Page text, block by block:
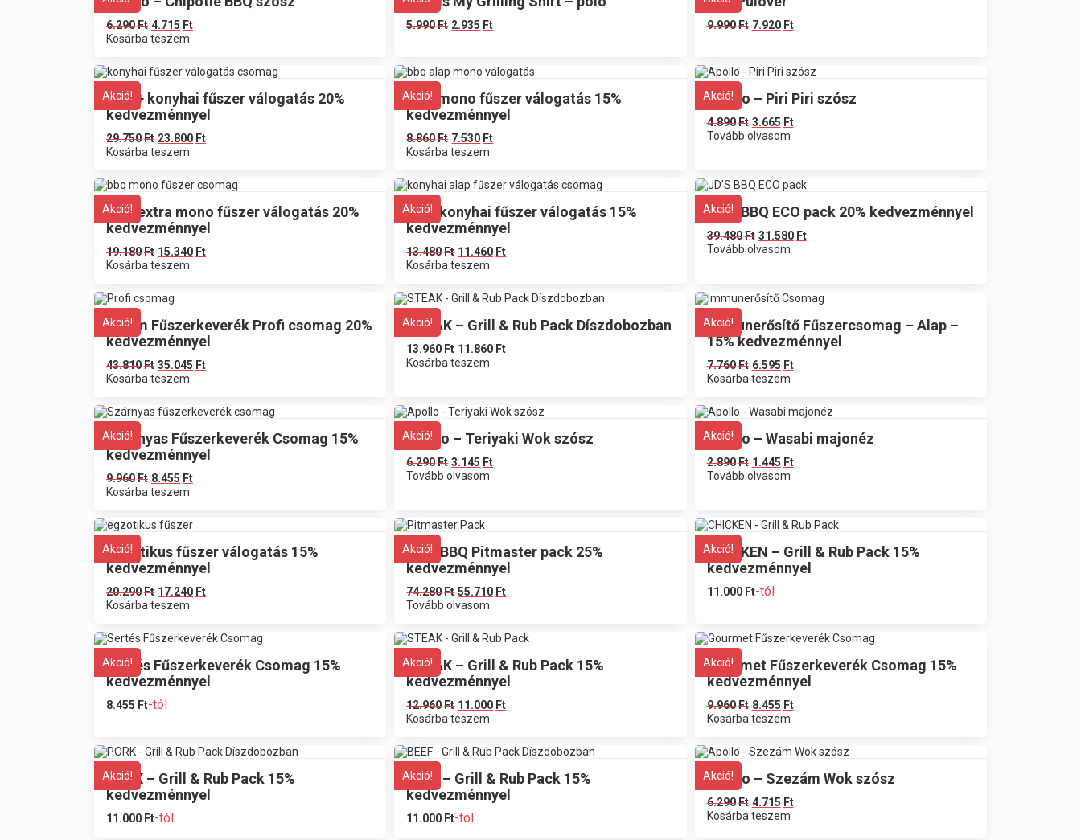
6.290Ft 4.715 Ft
Kosárba teszem
5.990Ft 2.935 Ft 9.990Ft 7.920 Ft
Akció!
Alap+ konyhai fűszer válogatás 20%
kedvezménnyel
29.750Ft 23.800 Ft
Kosárba teszem
Akció!
BBQ mono fűszer válogatás 15%
kedvezménnyel
8.860Ft 7.530 Ft
Kosárba teszem
Akció!
Apollo – Piri Piri szósz
4.890Ft 3.665 Ft
Tovább olvasom
Akció!
BBQ extra mono fűszer válogatás 20%
kedvezménnyel
19.180Ft 15.340 Ft
Kosárba teszem
Akció!
Alap konyhai fűszer válogatás 15%
kedvezménnyel
13.480Ft 11.460 Ft
Kosárba teszem
Akció!
JD’S BBQ ECO pack 20% kedvezménnyel
39.480Ft 31.580 Ft
Tovább olvasom
Akció!
Finom Fűszerkeverék Profi csomag 20%
kedvezménnyel
43.810Ft 35.045 Ft
Kosárba teszem
Akció!
STEAK – Grill & Rub Pack Díszdobozban
13.960Ft 11.860 Ft
Kosárba teszem
Akció!
Immunerősítő Fűszercsomag – Alap –
15% kedvezménnyel
7.760Ft 6.595 Ft
Kosárba teszem
Akció!
Szárnyas Fűszerkeverék Csomag 15%
kedvezménnyel
9.960Ft 8.455 Ft
Kosárba teszem
Akció!
Apollo – Teriyaki Wok szósz
6.290Ft 3.145 Ft
Tovább olvasom
Akció!
Apollo – Wasabi majonéz
2.890Ft 1.445 Ft
Tovább olvasom
Akció!
Egzotikus fűszer válogatás 15%
kedvezménnyel
20.290Ft 17.240 Ft
Kosárba teszem
Akció!
JD’S BBQ Pitmaster pack 25%
kedvezménnyel
74.280Ft 55.710 Ft
Tovább olvasom
Akció!
CHICKEN – Grill & Rub Pack 15%
kedvezménnyel
11.000 Ft-tól
Akció!
Sertés Fűszerkeverék Csomag 15%
kedvezménnyel
8.455 Ft-tól
Akció!
STEAK – Grill & Rub Pack 15%
kedvezménnyel
12.960Ft 11.000 Ft
Kosárba teszem
Akció!
Gourmet Fűszerkeverék Csomag 15%
kedvezménnyel
9.960Ft 8.455 Ft
Kosárba teszem
Akció!
PORK – Grill & Rub Pack 15%
kedvezménnyel
11.000 Ft-tól
Akció!
BEEF – Grill & Rub Pack 15%
kedvezménnyel
11.000 Ft-tól
Akció!
Apollo – Szezám Wok szósz
6.290Ft 4.715 Ft
Kosárba teszem